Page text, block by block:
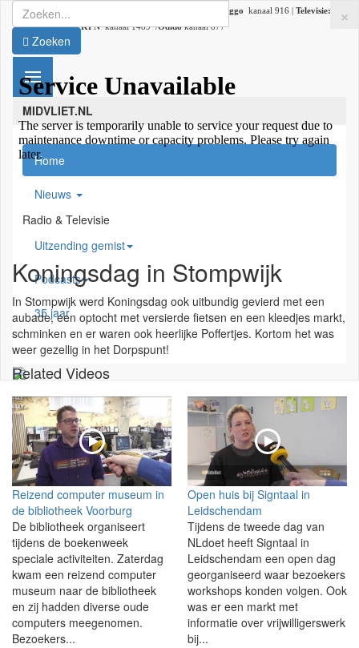
Radio:107.2 FM | Ziggo kanaal 916 | Televisie:
Ziggokanaal 41 /KPNkanaal 1489 /Odidokanaal 877
MIDVLIET.NL
×
Home
Nieuws
Radio & Televisie
Uitzending gemist
Podcasts
35 jaar
Zoeken
Koningsdag in Stompwijk
In Stompwijk werd Koningsdag ook uitbundig gevierd met een
aubade, een optocht met versierde fietsen en een kleedjes markt,
schminken en er waren ook heerlijke Poffertjes. Kortom het was
weer gezellig in het Dorpspunt!
Related Videos
Reizend computer museum in
de bibliotheek Voorburg
De bibliotheek organiseert
tijdens de boekenweek
speciale activiteiten. Zaterdag
kwam een reizend computer
museum naar de bibliotheek
en zij hadden diverse oude
computers meegenomen.
Bezoekers...
Open huis bij Signtaal in
Leidschendam
Tijdens de tweede dag van
NLdoet heeft Signtaal in
Leidschendam een open dag
georganiseerd waar bezoekers
workshops konden volgen. Ook
was er een markt met
informatie over vrijwilligerswerk
bij...